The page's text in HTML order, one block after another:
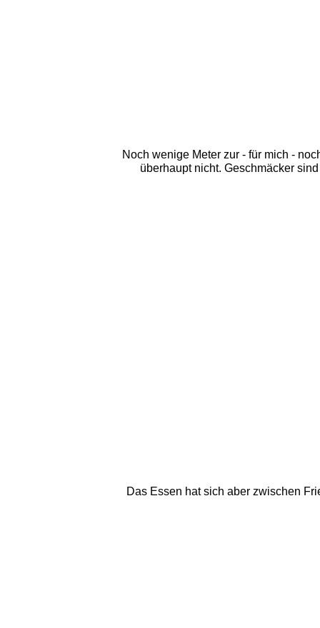
Noch wenige Meter zur - für mich -
überhaupt nicht. Geschmäcker
Das Essen hat sich aber zwischen